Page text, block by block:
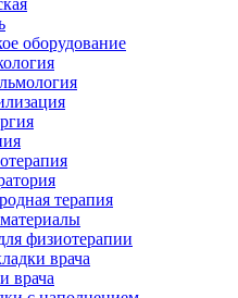
оборудование
терапия
физиотерапии
врача
врача